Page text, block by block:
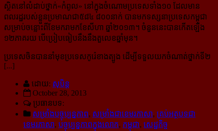
ស្ថិតនៅលំដាប់ថ្នាក់«កំពូល» នៅក្នុង​ចំណោមប្រទេសទាំង១០ ដែលមាន
ពលរដ្ឋរបស់ខ្លួនប្រមាណជា៥៨៤ ៨០០នាក់ បានមកទស្សនាប្រទេសកម្ពុជា
សម្រាប់​ចន្លោះពីខែមករាមកខែសីហា ឆ្នាំ២០១៣។ ចំនួននេះបានកើតឡើង
១២ភាគរយ បើប្រៀបធៀបនឹងនឹងតួលេខឆ្នាំមុន។
ប្រទេសចិនបាននាំមុខប្រទេសកូរ៉េខាងត្បូង ដើម្បីទទួលយកចំណាត់ថ្នាក់ទី២
[...]
ដោយ: សុបិន្ដ
October 28, 2013
ប្រធានបទ:
សម្រាំងបច្ចុប្បន្នភាព, សម្រាំងជាខេមរភាសា, គ្រប់អត្ថបទជា
ខេមរភាសា, បច្ចុប្បន្នភាពក្នុងលោក, កម្ពុជា, សេដ្ឋកិច្ច